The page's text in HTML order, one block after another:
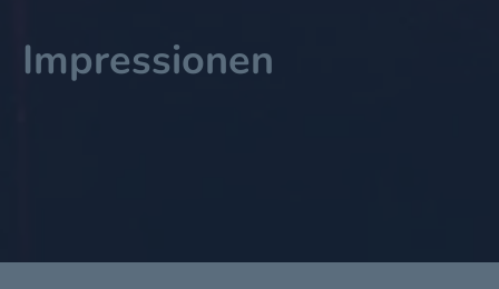
Impressionen